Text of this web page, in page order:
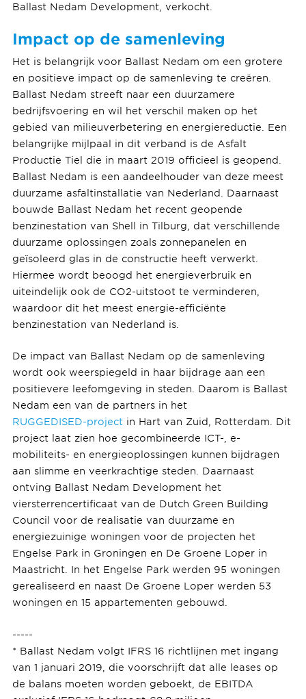
Ballast Nedam Development, verkocht.
Impact op de samenleving
Het is belangrijk voor Ballast Nedam om een grotere
en positieve impact op de samenleving te creëren.
Ballast Nedam streeft naar een duurzamere
bedrijfsvoering en wil het verschil maken op het
gebied van milieuverbetering en energiereductie. Een
belangrijke mijlpaal in dit verband is de Asfalt
Productie Tiel die in maart 2019 officieel is geopend.
Ballast Nedam is een aandeelhouder van deze meest
duurzame asfaltinstallatie van Nederland. Daarnaast
bouwde Ballast Nedam het recent geopende
benzinestation van Shell in Tilburg, dat verschillende
duurzame oplossingen zoals zonnepanelen en
geïsoleerd glas in de constructie heeft verwerkt.
Hiermee wordt beoogd het energieverbruik en
uiteindelijk ook de CO2-uitstoot te verminderen,
waardoor dit het meest energie-efficiënte
benzinestation van Nederland is.
De impact van Ballast Nedam op de samenleving
wordt ook weerspiegeld in haar bijdrage aan een
positievere leefomgeving in steden. Daarom is Ballast
Nedam een van de partners in het
RUGGEDISED-projectin Hart van Zuid, Rotterdam. Dit
project laat zien hoe gecombineerde ICT-, e-
mobiliteits- en energieoplossingen kunnen bijdragen
aan slimme en veerkrachtige steden. Daarnaast
ontving Ballast Nedam Development het
viersterrencertificaat van de Dutch Green Building
Council voor de realisatie van duurzame en
energiezuinige woningen voor de projecten het
Engelse Park in Groningen en De Groene Loper in
Maastricht. In het Engelse Park werden 95 woningen
gerealiseerd en naast De Groene Loper werden 53
woningen en 15 appartementen gebouwd.
-----
* Ballast Nedam volgt IFRS 16 richtlijnen met ingang
van 1 januari 2019, die voorschrijft dat alle leases op
de balans moeten worden geboekt, de EBITDA